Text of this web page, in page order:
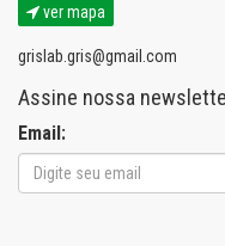
ver mapa
grislab.gris@gmail.com
Assine nossa
Email: